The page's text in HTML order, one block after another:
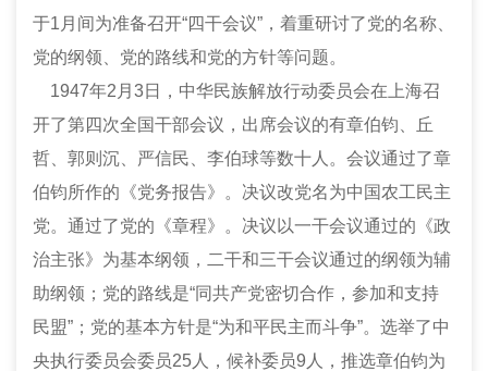
于1 月间为准备召开“四干会议” ，着重研讨了党的名称、
党的纲领、党的路线和党的方针等问题。
1947年2 月 3日，中华民族解放行动委员会在上海召
开了第四次全国干部会议，出席会议的有章伯钧、丘
哲、郭则沉、严信民、李伯球等数十人。会议通过了章
伯钧所作的《党务报告》。决议改党名为中国农工民主
党。通过了党的《章程》。决议以一干会议通过的《政
治主张》为基本纲领，二干和三干会议通过的纲领为辅
助纲领；党的路线是“同共产党密切合作，参加和支持
民盟” ；党的基本方针是“为和平民主而斗争”。选举了中
央执行委员会委员25 人，候补委员9 人，推选章伯钧为